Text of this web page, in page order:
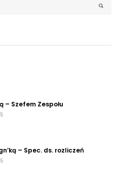
– Szefem Zespołu
– Spec. ds. rozliczeń